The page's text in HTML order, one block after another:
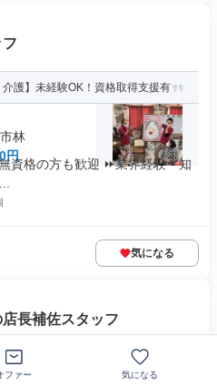
介護】未経験OK！資格取得支援有
林
円
資格の方も歓迎 ⏩業界経験・知
気になる
長補佐スタッフ
/一度、足を運んでみませんか?
ファー 気になる